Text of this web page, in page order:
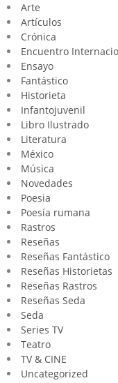
Arte
Artículos
Crónica
Encuentro
Ensayo
Fantástico
Historieta
Infantojuvenil
Libro Ilustrado
Literatura
México
Música
Novedades
Poesia
Poesía rumana
Rastros
Reseñas
Reseñas Fantástico
Reseñas Historietas
Reseñas Rastros
Reseñas Seda
Seda
Series TV
Teatro
TV & CINE
Uncategorized